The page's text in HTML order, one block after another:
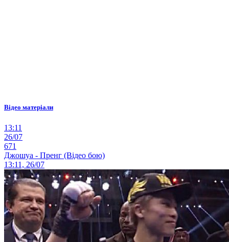
Відео матеріали
13:11
26/07
671
Джошуа - Пренг (Відео бою)
13:11, 26/07